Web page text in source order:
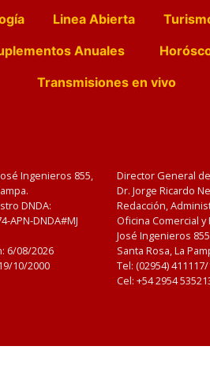
Linea Abierta
Anuales
Transmisiones en vivo
Ingenieros 855,
DNDA:
APN-DNDA#MJ
6/08/2026
10/2000
Director General
Dr. Jorge Ricardo
Redacción,
Oficina Comercial
José Ingenieros
Santa Rosa, La
Tel: (02954)
Cel: +54 2954